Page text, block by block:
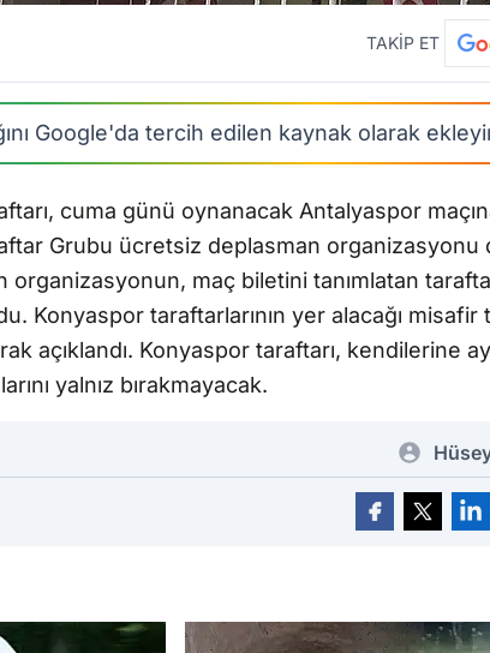
TAKİP ET
Google'da tercih edilen kaynak olarak
cuma günü oynanacak Antalyaspor
Grubu ücretsiz deplasman organizasyonu
organizasyonun, maç biletini tanımlatan
Konyaspor taraftarlarının yer alacağı misafir
açıklandı. Konyaspor taraftarı, kendilerine
yalnız bırakmayacak.